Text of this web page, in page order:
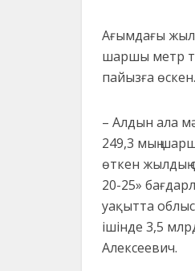
Ағымдағы
шаршы метр
пайызға өскен.
– Алдын ала
249,3 мың
өткен жылдың
20-25»
уақытта
ішінде 3,5
Алексеевич.